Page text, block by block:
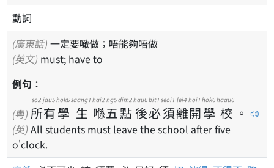
動詞
(廣東話) 一定要噉做；唔能夠唔做
(英文) must; have to
例句：
(粵) 所
so2
有
jau5
學
hok6
生
saang1
喺
hai2
五
ng5
點
dim2
後
hau6
必
bit1
須
seoi1
離
lei4
開
hoi1
學
hok6
校
haau6
。
(英) All students must leave the school after five
o'clock.